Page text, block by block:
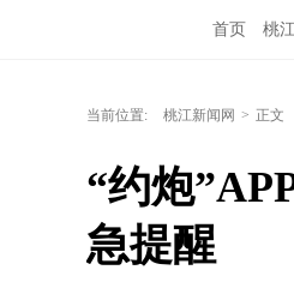
首页 桃
当前位置: 桃江新闻网 > 正文
“约炮
急提醒